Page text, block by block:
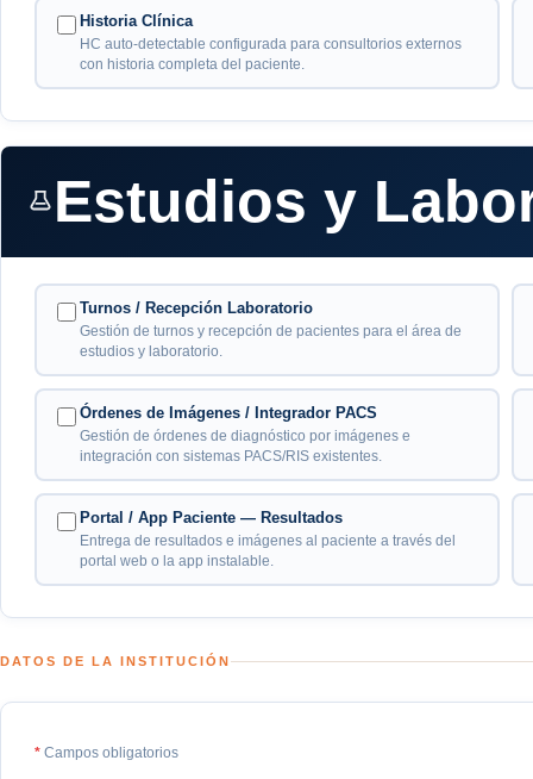
Historia Clínica
HC auto-detectable configurada para consultorios externos
con historia completa del paciente.
Estudios y
Turnos / Recepción Laboratorio
Gestión de turnos y recepción de pacientes para el área de
estudios y laboratorio.
Órdenes de Imágenes / Integrador PACS
Gestión de órdenes de diagnóstico por imágenes e
integración con sistemas PACS/RIS existentes.
Portal / App Paciente — Resultados
Entrega de resultados e imágenes al paciente a través del
portal web o la app instalable.
DATOS DE LA INSTITUCIÓN
* Campos obligatorios